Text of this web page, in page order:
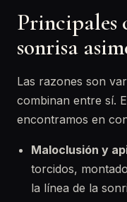
Principales
sonrisa
Las razones son
combinan entre sí.
encontramos en
Maloclusión y
torcidos,
la línea de la